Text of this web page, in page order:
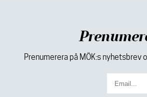
Prenumerera på MÖK:s